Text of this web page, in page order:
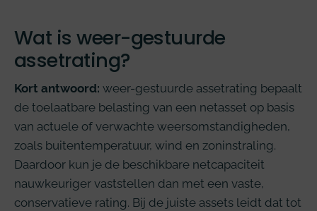
Wat is weer-gestuurde
assetrating?
Kort antwoord: weer-gestuurde assetrating bepaalt
de toelaatbare belasting van een netasset op basis
van actuele of verwachte weersomstandigheden,
zoals buitentemperatuur, wind en zoninstraling.
Daardoor kun je de beschikbare netcapaciteit
nauwkeuriger vaststellen dan met een vaste,
conservatieve rating. Bij de juiste assets leidt dat tot